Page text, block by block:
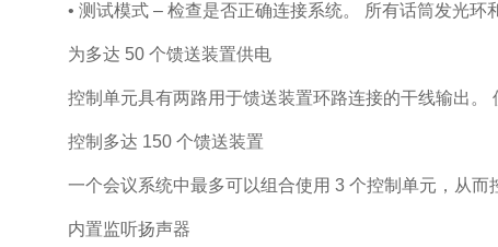
• 测试模式 – 检查是否正确连接系统。 所有话筒发光环
为多达 50 个馈送装置供电
控制单元具有两路用于馈送装置环路连接的干线输出。
控制多达 150 个馈送装置
一个会议系统中最多可以组合使用 3 个控制单元，从
内置监听扬声器